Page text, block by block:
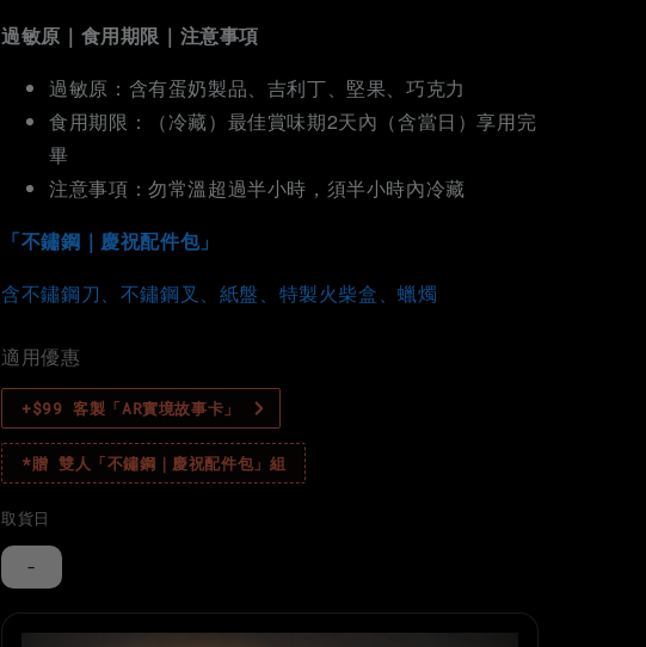
過敏原｜食用期限｜注意事項
過敏原：含有蛋奶製品、吉利丁、堅果、巧克力
食用期限：（冷藏）最佳賞味期2天內（含當日）享用完
畢
注意事項：勿常溫超過半小時，須半小時內冷藏
「不鏽鋼｜慶祝配件包」
含不鏽鋼刀、不鏽鋼叉、紙盤、特製火柴盒、蠟燭
適用優惠
+$99 客製「AR實境故事卡」
*贈 雙人「不鏽鋼｜慶祝配件包」組
取貨日
-